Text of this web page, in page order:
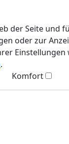
der Seite und
oder zur
.
Komfort